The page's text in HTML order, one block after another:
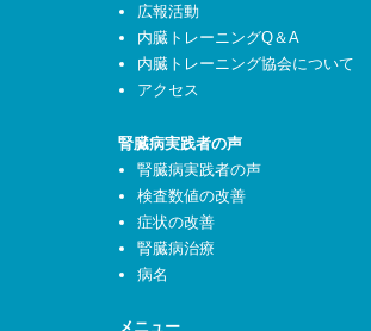
広報活動
内臓トレーニングQ＆A
内臓トレーニング協会について
アクセス
腎臓病実践者の声
腎臓病実践者の声
検査数値の改善
症状の改善
腎臓病治療
病名
メニュー